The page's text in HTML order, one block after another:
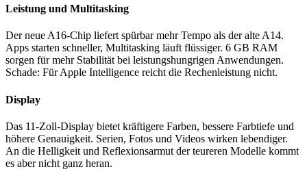
Leistung und Multitasking
Der neue A16-Chip liefert spürbar mehr Tempo als der alte A14.
Apps starten schneller, Multitasking läuft flüssiger. 6 GB RAM
sorgen für mehr Stabilität bei leistungshungrigen Anwendungen.
Schade: Für Apple Intelligence reicht die Rechenleistung nicht.
Display
Das 11-Zoll-Display bietet kräftigere Farben, bessere Farbtiefe und
höhere Genauigkeit. Serien, Fotos und Videos wirken lebendiger.
An die Helligkeit und Reflexionsarmut der teureren Modelle kommt
es aber nicht ganz heran.